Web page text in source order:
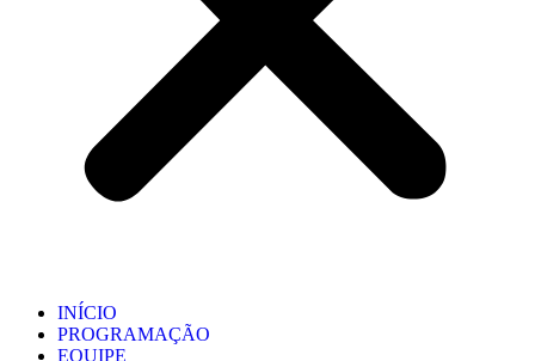
INÍCIO
PROGRAMAÇÃO
EQUIPE